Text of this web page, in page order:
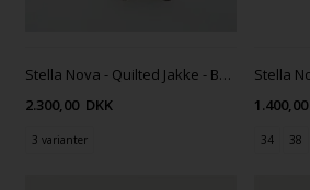
Stella Nova - Quilted Jakke - Brown
2.300,00 DKK
3 varianter
1.400,00
34 38